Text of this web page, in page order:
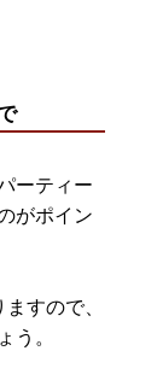
ーティー
がポイン
すので、
う。